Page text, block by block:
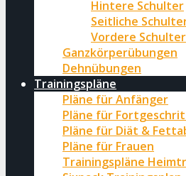
Hintere Schulter
Seitliche
Vordere Schulter
Ganzkörperübungen
Dehnübungen
Trainingspläne
Pläne für Anfänger
Pläne für
Pläne für Diät &
Pläne für Frauen
Trainingspläne